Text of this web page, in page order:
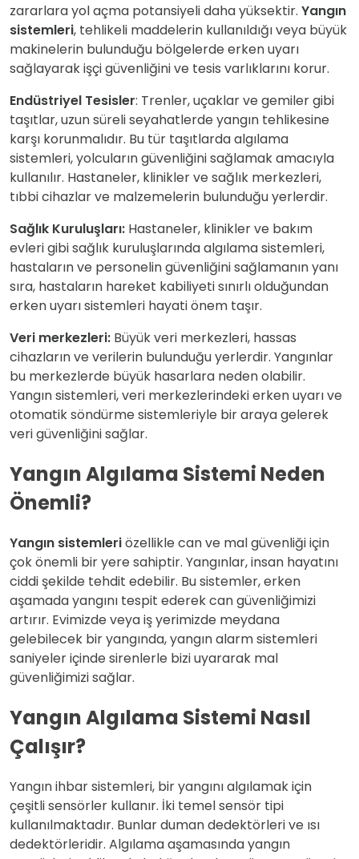
zararlara yol açma potansiyeli daha yüksektir. Yangın
sistemleri, tehlikeli maddelerin kullanıldığı veya büyük
makinelerin bulunduğu bölgelerde erken uyarı
sağlayarak işçi güvenliğini ve tesis varlıklarını korur.
Endüstriyel Tesisler: Trenler, uçaklar ve gemiler gibi
taşıtlar, uzun süreli seyahatlerde yangın tehlikesine
karşı korunmalıdır. Bu tür taşıtlarda algılama
sistemleri, yolcuların güvenliğini sağlamak amacıyla
kullanılır. Hastaneler, klinikler ve sağlık merkezleri,
tıbbi cihazlar ve malzemelerin bulunduğu yerlerdir.
Sağlık Kuruluşları: Hastaneler, klinikler ve bakım
evleri gibi sağlık kuruluşlarında algılama sistemleri,
hastaların ve personelin güvenliğini sağlamanın yanı
sıra, hastaların hareket kabiliyeti sınırlı olduğundan
erken uyarı sistemleri hayati önem taşır.
Veri merkezleri: Büyük veri merkezleri, hassas
cihazların ve verilerin bulunduğu yerlerdir. Yangınlar
bu merkezlerde büyük hasarlara neden olabilir.
Yangın sistemleri, veri merkezlerindeki erken uyarı ve
otomatik söndürme sistemleriyle bir araya gelerek
veri güvenliğini sağlar.
Yangın Algılama Sistemi Neden
Önemli?
Yangın sistemleriözellikle can ve mal güvenliği için
çok önemli bir yere sahiptir. Yangınlar, insan hayatını
ciddi şekilde tehdit edebilir. Bu sistemler, erken
aşamada yangını tespit ederek can güvenliğimizi
artırır. Evimizde veya iş yerimizde meydana
gelebilecek bir yangında, yangın alarm sistemleri
saniyeler içinde sirenlerle bizi uyararak mal
güvenliğimizi sağlar.
Yangın Algılama Sistemi Nasıl
Çalışır?
Yangın ihbar sistemleri, bir yangını algılamak için
çeşitli sensörler kullanır. İki temel sensör tipi
kullanılmaktadır. Bunlar duman dedektörleri ve ısı
dedektörleridir. Algılama aşamasında yangın